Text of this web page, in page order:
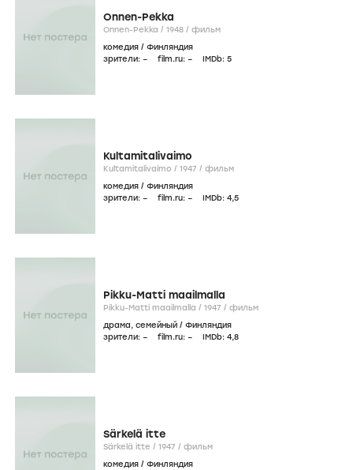
Onnen-Pekka
Onnen-Pekka / 1948 / фильм
комедия / Финляндия
зрители: – film.ru: – IMDb: 5
Kultamitalivaimo
Kultamitalivaimo / 1947 / фильм
комедия / Финляндия
зрители: – film.ru: – IMDb: 4,5
Pikku-Matti maailmalla
Pikku-Matti maailmalla / 1947 / фильм
драма, семейный / Финляндия
зрители: – film.ru: – IMDb: 4,8
Särkelä itte
Särkelä itte / 1947 / фильм
комедия / Финляндия